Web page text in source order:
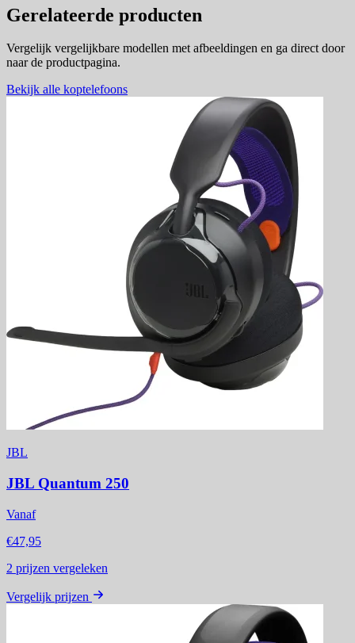
Gerelateerde producten
Vergelijk vergelijkbare modellen met afbeeldingen en ga direct door
naar de productpagina.
Bekijk alle koptelefoons
JBL
JBL Quantum 250
Vanaf
€47,95
2 prijzen vergeleken
Vergelijk prijzen